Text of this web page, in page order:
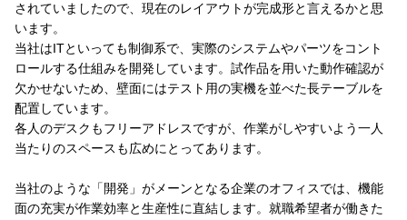
されていましたので、現在のレイアウトが完成形と言えるかと思
います。
当社はITといっても制御系で、実際のシステムやパーツをコント
ロールする仕組みを開発しています。試作品を用いた動作確認が
欠かせないため、壁面にはテスト用の実機を並べた長テーブルを
配置しています。
各人のデスクもフリーアドレスですが、作業がしやすいよう一人
当たりのスペースも広めにとってあります。
当社のような「開発」がメーンとなる企業のオフィスでは、機能
面の充実が作業効率と生産性に直結します。就職希望者が働きた